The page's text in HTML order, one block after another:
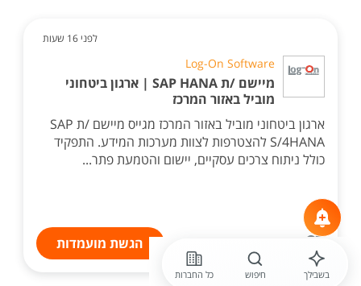
לפני 16 שעות
Log-On Software
מיישם /ת SAP HANA | ארגון ביטחוני
מוביל באזור המרכז
ארגון ביטחוני מוביל באזור המרכז מגייס מיישם /ת SAP
S/4HANA להצטרפות לצוות מערכות המידע. התפקיד
כולל ניתוח צרכים עסקיים, יישום והטמעת פתר...
הגשת מועמדות
בשבילך חיפוש כל החברות